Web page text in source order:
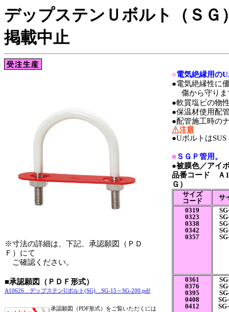
デップステンＵボルト（ＳＧ
掲載中止
※寸法の詳細は、下記、承認願図（ＰＤ
Ｆ）にて
ご確認ください。
■承認願図（ＰＤＦ形式）
A10626＿デップステンUボルト(SG)＿SG-15～SG-200.pdf
承認願図（PDF形式）をご覧いただくには
■電気絶縁用の
●電気絶縁性に
傷から守りま
●軟質塩ビの物
●保温材使用配
●配管施工時の
●Uボルトは
■ ＳＧＰ管用。
●被膜色／アイ
品番コード
Ｇ）
サイズ
コード
サ
0319
0323
0338
0342
0357
0361
0376
0395
0408
0412